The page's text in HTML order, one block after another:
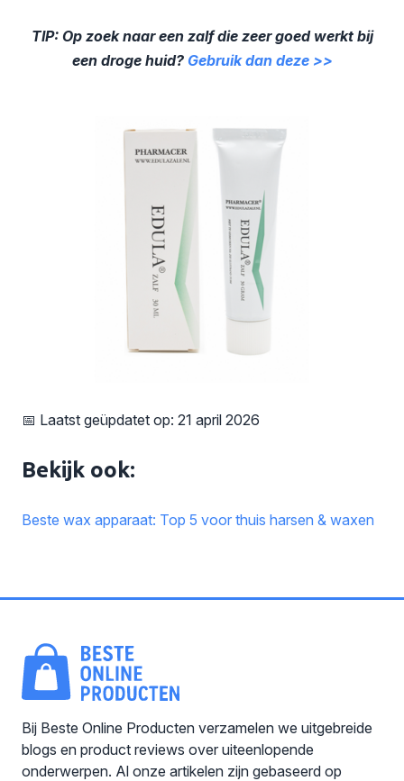
TIP: Op zoek naar een zalf die zeer goed werkt bij
een droge huid? Gebruik dan deze >>
📅 Laatst geüpdatet op: 21 april 2026
Bekijk ook:
Beste wax apparaat: Top 5 voor thuis harsen & waxen
Bij Beste Online Producten verzamelen we uitgebreide
blogs en product reviews over uiteenlopende
onderwerpen. Al onze artikelen zijn gebaseerd op